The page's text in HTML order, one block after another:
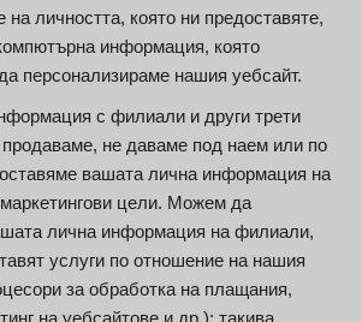
личността, която ни предоставяте,
информация, която
персонализираме нашия уебсайт.
с филиали и други трети
не даваме под наем или по
вашата лична информация на
маркетингови цели. Можем да
лична информация на филиали,
услуги по отношение на нашия
за обработка на плащания,
на уебсайтове и др.); такива